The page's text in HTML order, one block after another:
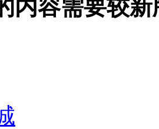
内容需要较